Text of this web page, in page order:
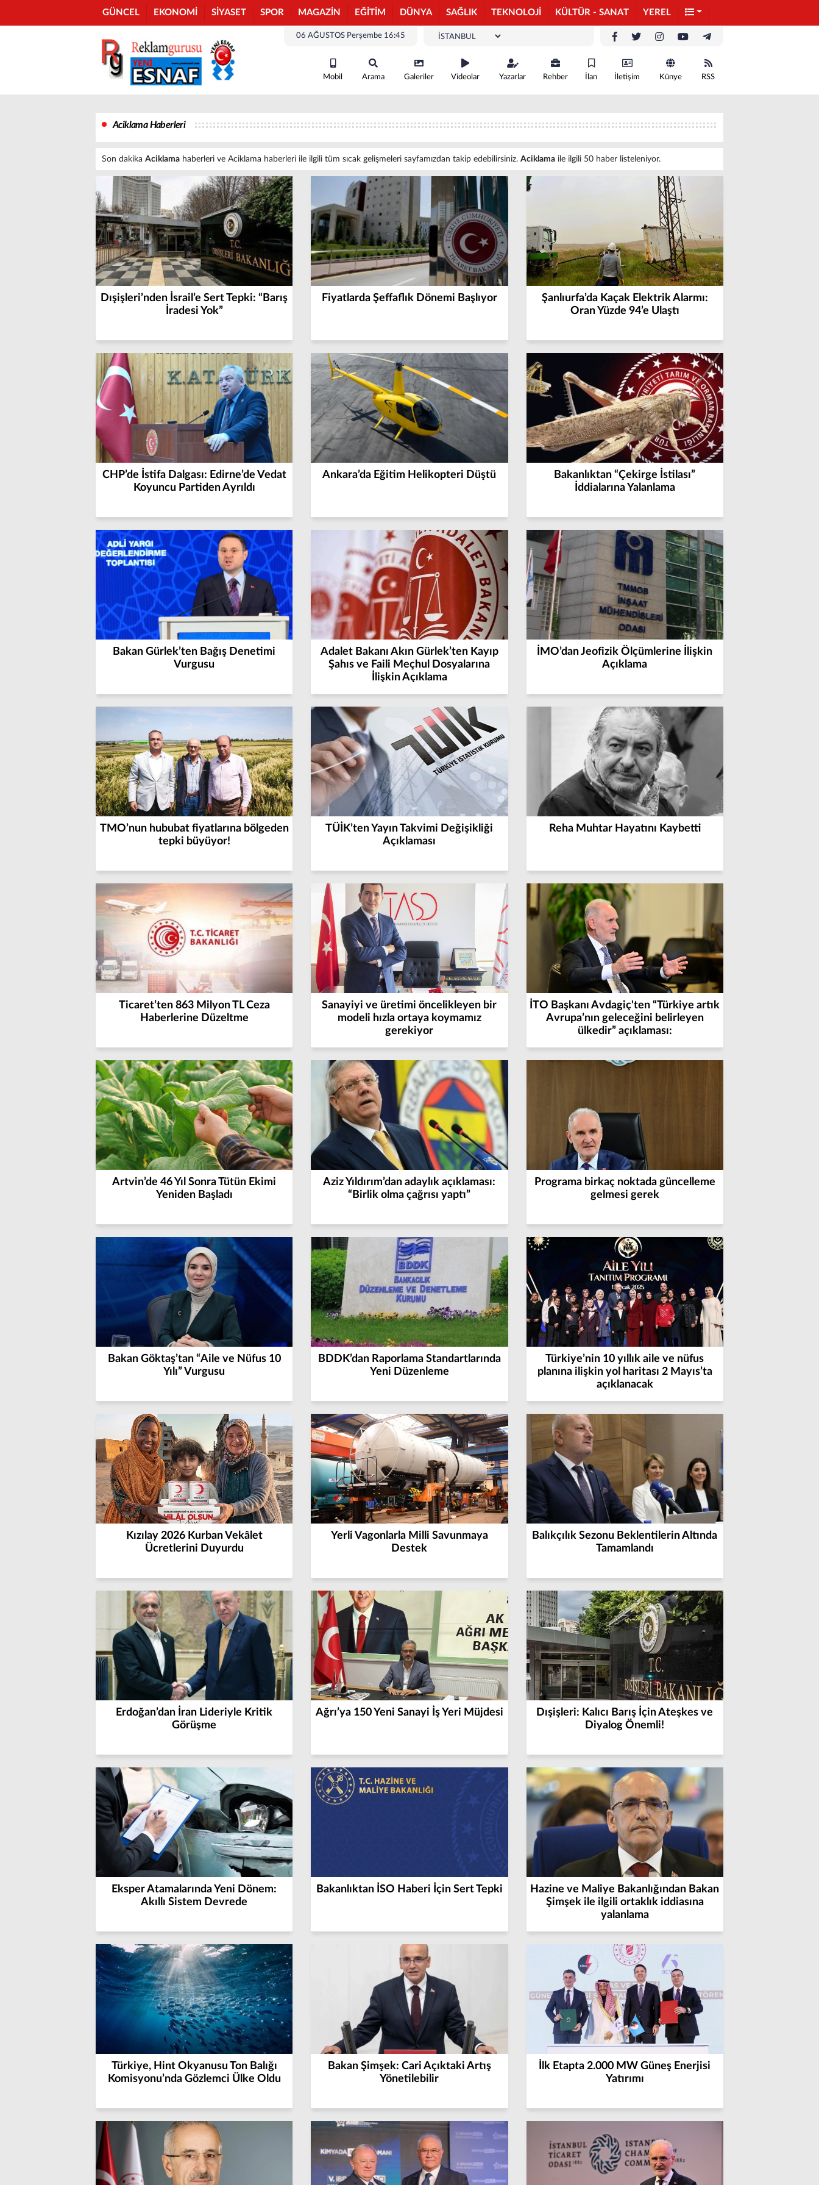
GÜNCEL EKONOMİ SİYASET SPOR MAGAZİN EĞİTİM DÜNYA SAĞLIK TEKNOLOJİ KÜLTÜR - SANAT YEREL
06 AĞUSTOS Perşembe 16:45
Mobil Arama Galeriler Videolar Yazarlar Rehber İlan İletişim Künye RSS
Aciklama Haberleri
Son dakika Aciklama haberleri ve Aciklama haberleri ile ilgili tüm sıcak gelişmeleri sayfamızdan takip edebilirsiniz. Aciklama ile ilgili 50 haber listeleniyor.
Dışişleri’nden İsrail’e Sert Tepki: “Barış
İradesi Yok”
Fiyatlarda Şeffaflık Dönemi Başlıyor
Şanlıurfa’da Kaçak Elektrik Alarmı:
Oran Yüzde 94’e Ulaştı
CHP’de İstifa Dalgası: Edirne’de Vedat
Koyuncu Partiden Ayrıldı
Ankara’da Eğitim Helikopteri Düştü
Bakanlıktan “Çekirge İstilası”
İddialarına Yalanlama
Bakan Gürlek’ten Bağış Denetimi
Vurgusu
Adalet Bakanı Akın Gürlek’ten Kayıp
Şahıs ve Faili Meçhul Dosyalarına
İlişkin Açıklama
İMO’dan Jeofizik Ölçümlerine İlişkin
Açıklama
TMO’nun hububat fiyatlarına bölgeden
tepki büyüyor!
TÜİK’ten Yayın Takvimi Değişikliği
Açıklaması
Reha Muhtar Hayatını Kaybetti
Ticaret’ten 863 Milyon TL Ceza
Haberlerine Düzeltme
Sanayiyi ve üretimi öncelikleyen bir
modeli hızla ortaya koymamız
gerekiyor
İTO Başkanı Avdagiç'ten “Türkiye artık
Avrupa’nın geleceğini belirleyen
ülkedir” açıklaması:
Artvin’de 46 Yıl Sonra Tütün Ekimi
Yeniden Başladı
Aziz Yıldırım’dan adaylık açıklaması:
“Birlik olma çağrısı yaptı”
Programa birkaç noktada güncelleme
gelmesi gerek
Bakan Göktaş’tan “Aile ve Nüfus 10
Yılı” Vurgusu
BDDK’dan Raporlama Standartlarında
Yeni Düzenleme
Türkiye’nin 10 yıllık aile ve nüfus
planına ilişkin yol haritası 2 Mayıs’ta
açıklanacak
Kızılay 2026 Kurban Vekâlet
Ücretlerini Duyurdu
Yerli Vagonlarla Milli Savunmaya
Destek
Balıkçılık Sezonu Beklentilerin Altında
Tamamlandı
Erdoğan’dan İran Lideriyle Kritik
Görüşme
Ağrı’ya 150 Yeni Sanayi İş Yeri Müjdesi
Dışişleri: Kalıcı Barış İçin Ateşkes ve
Diyalog Önemli!
Eksper Atamalarında Yeni Dönem:
Akıllı Sistem Devrede
Bakanlıktan İSO Haberi İçin Sert Tepki
Hazine ve Maliye Bakanlığından Bakan
Şimşek ile ilgili ortaklık iddiasına
yalanlama
Türkiye, Hint Okyanusu Ton Balığı
Komisyonu’nda Gözlemci Ülke Oldu
Bakan Şimşek: Cari Açıktaki Artış
Yönetilebilir
İlk Etapta 2.000 MW Güneş Enerjisi
Yatırımı